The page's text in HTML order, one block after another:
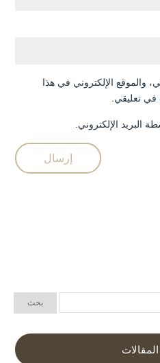
والموقع الإلكتروني في هذا
في تعليقي.
البريد الإلكتروني.